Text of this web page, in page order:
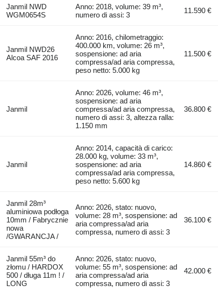
Janmil NWD
WGM0654S
Anno: 2018, volume: 39 m³,
numero di assi: 3
11.590 €
Janmil NWD26
Alcoa SAF 2016
Anno: 2016, chilometraggio:
400.000 km, volume: 26 m³,
sospensione: ad aria
compressa/ad aria compressa,
peso netto: 5.000 kg
11.500 €
Janmil
Anno: 2026, volume: 46 m³,
sospensione: ad aria
compressa/ad aria compressa,
numero di assi: 3, altezza ralla:
1.150 mm
36.800 €
Janmil
Anno: 2014, capacità di carico:
28.000 kg, volume: 33 m³,
sospensione: ad aria
compressa/ad aria compressa,
peso netto: 5.600 kg
14.860 €
Janmil 28m³
aluminiowa podłoga
10mm / Fabrycznie
nowa
/GWARANCJA /
Anno: 2026, stato: nuovo,
volume: 28 m³, sospensione: ad
aria compressa/ad aria
compressa, numero di assi: 3
36.100 €
Janmil 55m³ do
złomu / HARDOX
500 / długa 11m ! /
LONG
Anno: 2026, stato: nuovo,
volume: 55 m³, sospensione: ad
aria compressa/ad aria
compressa, numero di assi: 3
42.000 €